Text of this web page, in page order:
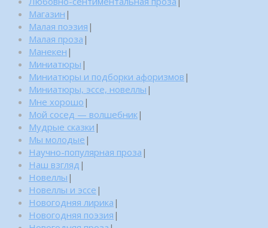
Магазин |
Малая поэзия |
Малая проза |
Манекен |
Миниатюры |
Миниатюры и подборки афоризмов |
Миниатюры, эссе, новеллы |
Мне хорошо |
Мой сосед — волшебник|
Мудрые сказки |
Мы молодые |
Научно-популярная проза |
Наш взгляд |
Новеллы |
Новеллы и эссе |
Новогодняя лирика |
Новогодняя поэзия |